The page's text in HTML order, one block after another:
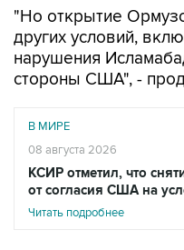
нарушения
стороны США", -
В МИРЕ
КСИР отметил, что
от согласия США на
Читать подробнее
Он отметил, что в